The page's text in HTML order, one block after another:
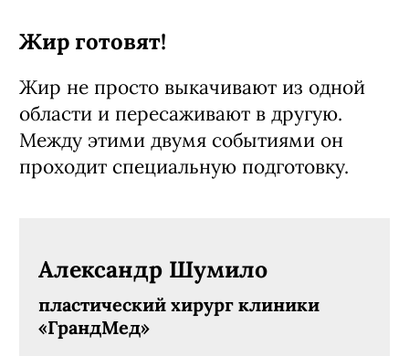
Жир готовят!
Жир не просто выкачивают из одной
области и пересаживают в другую.
Между этими двумя событиями он
проходит специальную подготовку.
Александр Шумило
пластический хирург клиники
«ГрандМед»